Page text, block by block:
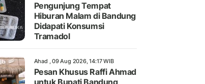
Pengunjung Tempat
Hiburan Malam di Bandung
Didapati Konsumsi
Tramadol
Ahad , 09 Aug 2026, 14:17 WIB
Pesan Khusus Raffi Ahmad